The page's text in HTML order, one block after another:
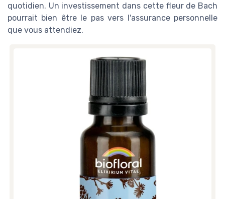
quotidien. Un investissement dans cette fleur de Bach
pourrait bien être le pas vers l'assurance personnelle
que vous attendiez.